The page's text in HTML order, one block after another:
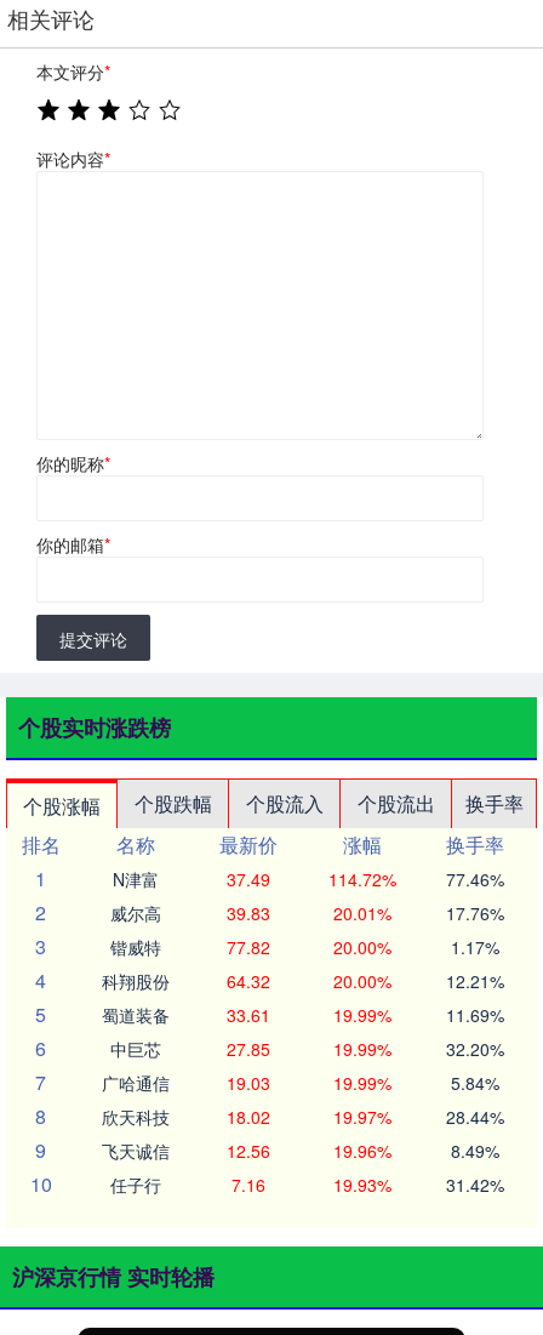
相关评论
本文评分*
评论内容*
你的昵称*
你的邮箱*
提交评论
个股实时涨跌榜
个股涨幅 个股跌幅 个股流入 个股流出
换手率
排名
名称 最新价 涨幅
换手率
1
N津富 37.49 114.72% 77.46%
2 威尔高 39.83 20.01% 17.76%
3 锴威特 77.82 20.00% 1.17%
4 科翔股份 64.32 20.00% 12.21%
5 蜀道装备 33.61 19.99% 11.69%
6 中巨芯 27.85 19.99% 32.20%
7 广哈通信 19.03 19.99% 5.84%
8 欣天科技 18.02 19.97% 28.44%
9 飞天诚信 12.56 19.96% 8.49%
10 任子行 7.16 19.93% 31.42%
沪深京行情 实时轮播